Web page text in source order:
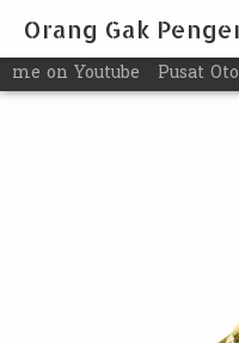
Orang Gak
me on Youtube Pusat